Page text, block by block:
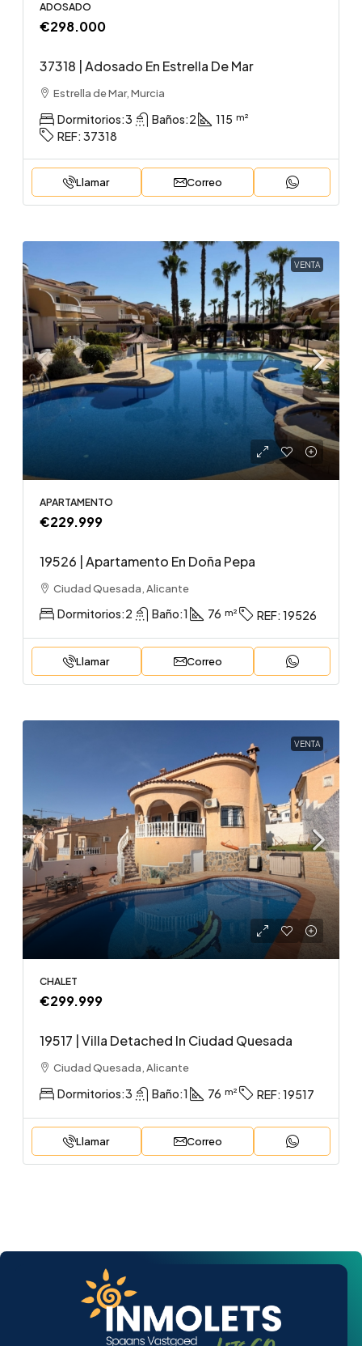
ADOSADO
€298.000
37318 | Adosado En Estrella De Mar
Estrella de Mar, Murcia
Dormitorios:3 Baños:2
115
REF: 37318
Llamar Correo
VENTA
APARTAMENTO
€229.999
19526 | Apartamento En Doña Pepa
Ciudad Quesada, Alicante
Dormitorios:2 Baño:1 76 REF: 19526
Llamar Correo
VENTA
CHALET
€299.999
19517 | Villa Detached In Ciudad Quesada
Ciudad Quesada, Alicante
Dormitorios:3 Baño:1 76 REF: 19517
Llamar Correo